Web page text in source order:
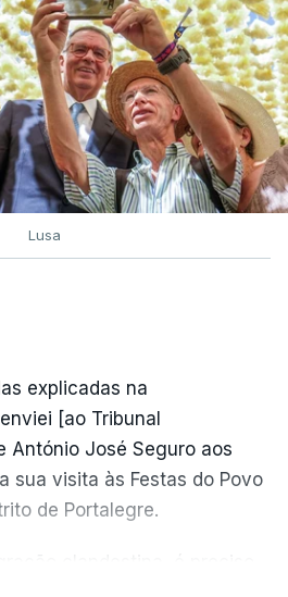
Lusa
explicadas na
[ao Tribunal
António José Seguro aos
sua visita às Festas do Povo
de Portalegre.